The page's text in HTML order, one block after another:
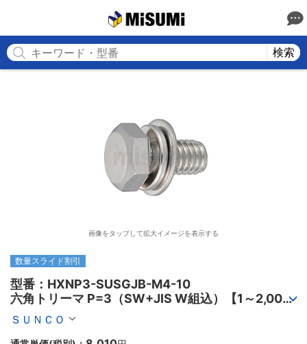
検索
画像をタップして拡大イメージを表示する
数量スライド割引
型番：HXNP3-SUSGJB-M4-10
六角トリーマ P=3（SW+JIS W組込）【1～2,000
個入り】
ＳＵＮＣＯ